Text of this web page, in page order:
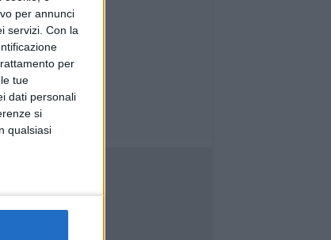
per annunci
servizi. Con la
per
tue
dati personali
si
qualsiasi